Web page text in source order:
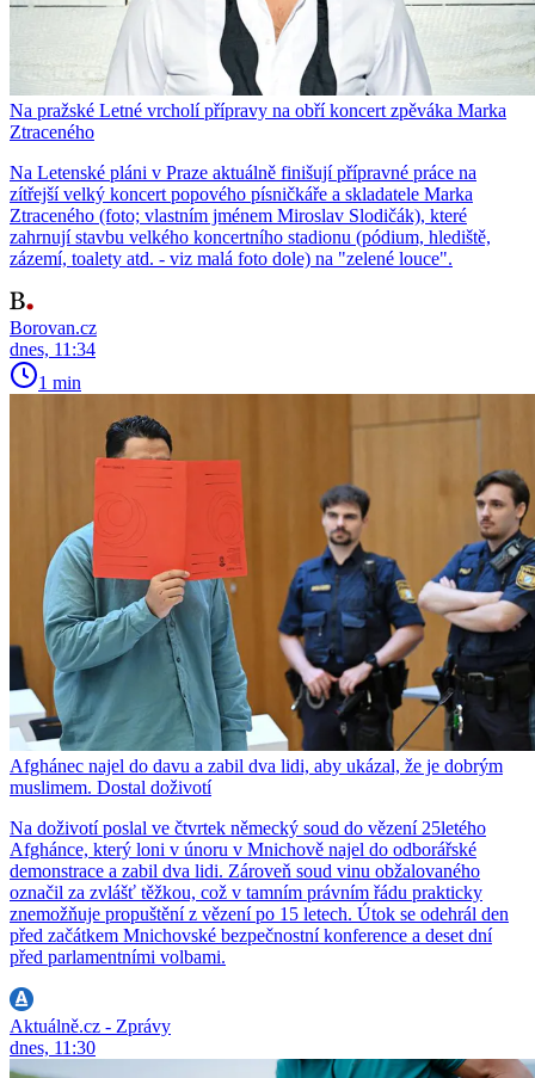
Na pražské Letné vrcholí přípravy na obří koncert zpěváka Marka
Ztraceného
Na Letenské pláni v Praze aktuálně finišují přípravné práce na
zítřejší velký koncert popového písničkáře a skladatele Marka
Ztraceného (foto; vlastním jménem Miroslav Slodičák), které
zahrnují stavbu velkého koncertního stadionu (pódium, hlediště,
zázemí, toalety atd. - viz malá foto dole) na "zelené louce".
Borovan.cz
dnes, 11:34
1 min
Afghánec najel do davu a zabil dva lidi, aby ukázal, že je dobrým
muslimem. Dostal doživotí
Na doživotí poslal ve čtvrtek německý soud do vězení 25letého
Afghánce, který loni v únoru v Mnichově najel do odborářské
demonstrace a zabil dva lidi. Zároveň soud vinu obžalovaného
označil za zvlášť těžkou, což v tamním právním řádu prakticky
znemožňuje propuštění z vězení po 15 letech. Útok se odehrál den
před začátkem Mnichovské bezpečnostní konference a deset dní
před parlamentními volbami.
Aktuálně.cz - Zprávy
dnes, 11:30